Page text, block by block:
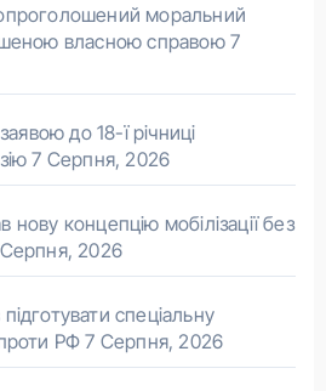
моральний
власною справою 7
до 18-ї річниці
7 Серпня, 2026
концепцію мобілізації без
2026
спеціальну
РФ 7 Серпня, 2026